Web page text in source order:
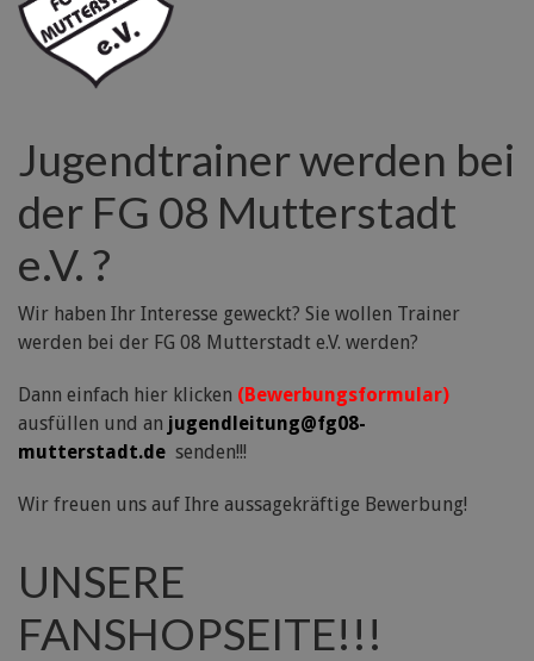
Jugendtrainer werden bei
der FG 08 Mutterstadt
e.V. ?
Wir haben Ihr Interesse geweckt? Sie wollen Trainer
werden bei der FG 08 Mutterstadt e.V. werden?
Dann einfach hier klicken (Bewerbungsformular)
ausfüllen und an jugendleitung@fg08-
mutterstadt.de senden!!!
Wir freuen uns auf Ihre aussagekräftige Bewerbung!
UNSERE
FANSHOPSEITE!!!